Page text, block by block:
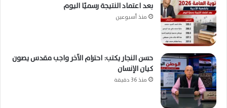
بعد اعتماد النتيجة رسميًا اليوم
منذ أسبوعين
حسن النجار يكتب: احترام الآخر واجب مقدس يصون
كيان الإنسان
منذ 36 دقيقة